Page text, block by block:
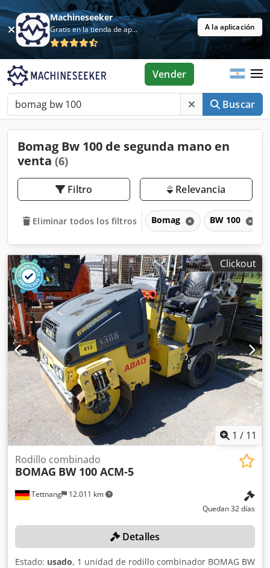
Machineseeker
Gratis en la tienda de aplicaciones A la aplicación
Buscar
Vender
Bomag Bw 100 de segunda mano en
venta (6)
Filtro Relevancia
Eliminar todos los filtros Bomag BW 100
Clickout
1 / 11
Tettnang 12.011 km
Rodillo combinado
BOMAG BW 100 ACM-5
Quedan 32 días
Detalles
Estado: usado, 1 unidad de rodillo combinador BOMAG BW